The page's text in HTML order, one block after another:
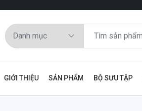
GIỚI THIỆU SẢN PHẨM BỘ SƯU TẬP